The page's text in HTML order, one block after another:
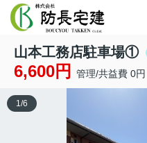
山本工務店駐車場①
6,600円 管理/共益費 0円
1/6